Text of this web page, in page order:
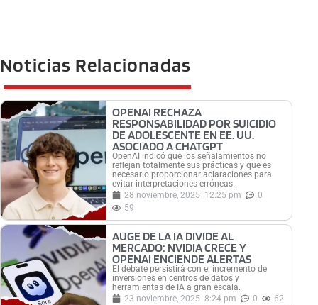
Noticias Relacionadas
OPENAI RECHAZA
RESPONSABILIDAD POR SUICIDIO
DE ADOLESCENTE EN EE. UU.
ASOCIADO A CHATGPT
OpenAI indicó que los señalamientos no
reflejan totalmente sus prácticas y que es
necesario proporcionar aclaraciones para
evitar interpretaciones erróneas.
28 noviembre, 2025 12:25 pm
0
59
AUGE DE LA IA DIVIDE AL
MERCADO: NVIDIA CRECE Y
OPENAI ENCIENDE ALERTAS
El debate persistirá con el incremento de
inversiones en centros de datos y
herramientas de IA a gran escala.
23 noviembre, 2025 8:24 pm 0 62